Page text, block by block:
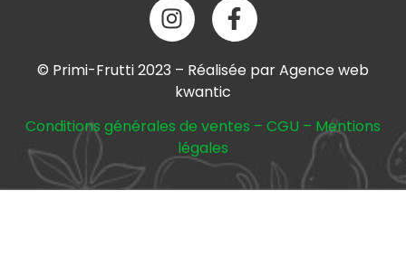
© Primi-Frutti 2023 – Réalisée par Agence web
kwantic
Conditions générales de ventes – CGU – Mentions
légales